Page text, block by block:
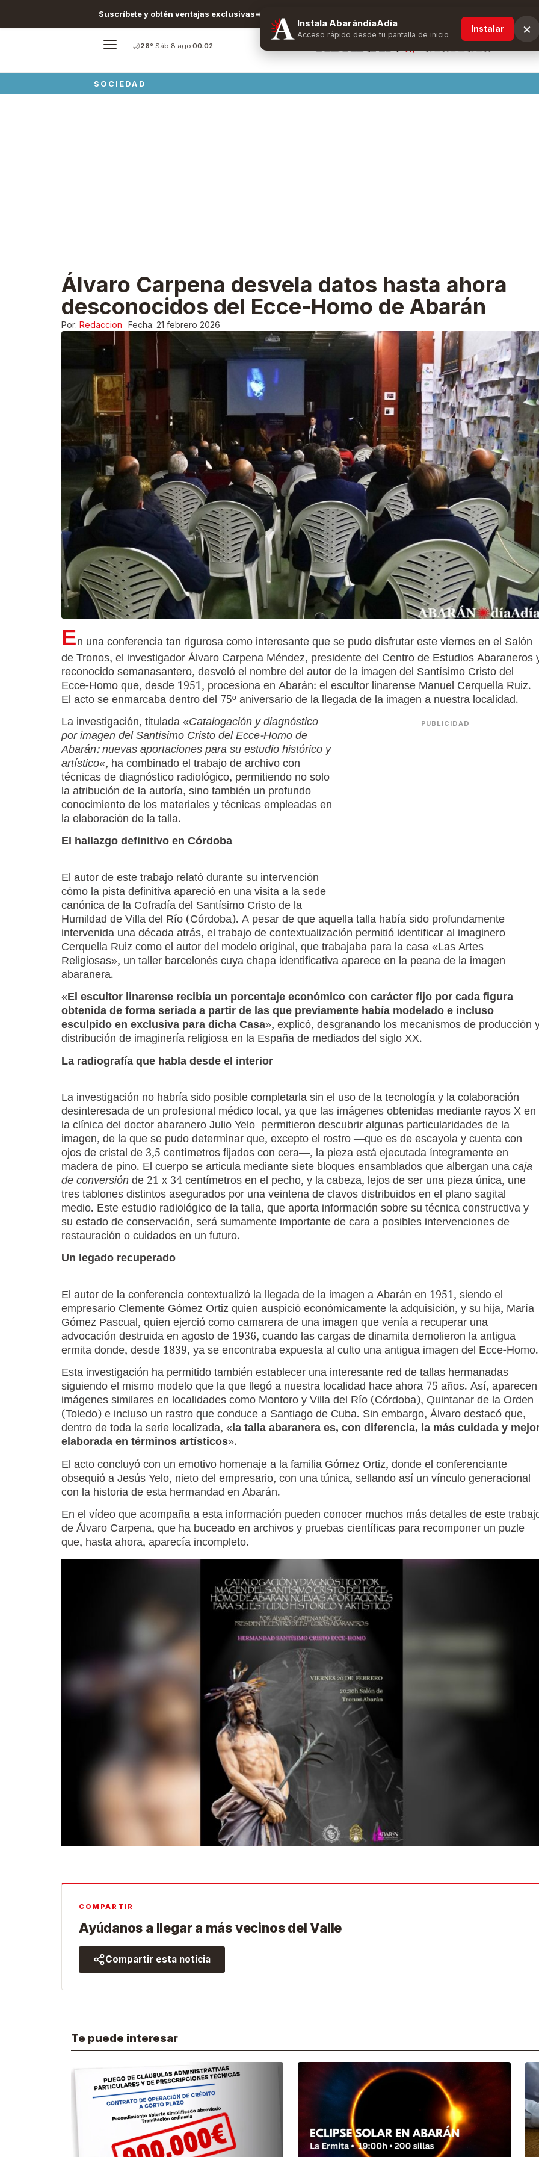
Suscríbete y obtén ventajas exclusivas
🌙28°·Sáb 8 ago·00:02
SOCIEDAD
Álvaro Carpena desvela datos hasta ahora
desconocidos del Ecce-Homo de Abarán
Por: Redaccion Fecha: 21 febrero 2026
En una conferencia tan rigurosa como interesante que se pudo disfrutar este viernes en el Salón
de Tronos, el investigador Álvaro Carpena Méndez, presidente del Centro de Estudios Abaraneros
reconocido semanasantero, desveló el nombre del autor de la imagen del Santísimo Cristo del
Ecce-Homo que, desde 1951, procesiona en Abarán: el escultor linarense Manuel Cerquella Ruiz.
El acto se enmarcaba dentro del 75º aniversario de la llegada de la imagen a nuestra localidad.
PUBLICIDAD
La investigación, titulada «Catalogación y diagnóstico
por imagen del Santísimo Cristo del Ecce-Homo de
Abarán: nuevas aportaciones para su estudio histórico y
artístico«, ha combinado el trabajo de archivo con
técnicas de diagnóstico radiológico, permitiendo no solo
la atribución de la autoría, sino también un profundo
conocimiento de los materiales y técnicas empleadas en
la elaboración de la talla.
El hallazgo definitivo en Córdoba
El autor de este trabajo relató durante su intervención
cómo la pista definitiva apareció en una visita a la sede
canónica de la Cofradía del Santísimo Cristo de la
Humildad de Villa del Río (Córdoba). A pesar de que aquella talla había sido profundamente
intervenida una década atrás, el trabajo de contextualización permitió identificar al imaginero
Cerquella Ruiz como el autor del modelo original, que trabajaba para la casa «Las Artes
Religiosas», un taller barcelonés cuya chapa identificativa aparece en la peana de la imagen
abaranera.
«El escultor linarense recibía un porcentaje económico con carácter fijo por cada figura
obtenida de forma seriada a partir de las que previamente había modelado e incluso
esculpido en exclusiva para dicha Casa», explicó, desgranando los mecanismos de producción
distribución de imaginería religiosa en la España de mediados del siglo XX.
La radiografía que habla desde el interior
La investigación no habría sido posible completarla sin el uso de la tecnología y la colaboración
desinteresada de un profesional médico local, ya que las imágenes obtenidas mediante rayos X en
la clínica del doctor abaranero Julio Yelo permitieron descubrir algunas particularidades de la
imagen, de la que se pudo determinar que, excepto el rostro —que es de escayola y cuenta con
ojos de cristal de 3,5 centímetros fijados con cera—, la pieza está ejecutada íntegramente en
madera de pino. El cuerpo se articula mediante siete bloques ensamblados que albergan unacaja
de conversiónde 21 x 34 centímetros en el pecho, y la cabeza, lejos de ser una pieza única, une
tres tablones distintos asegurados por una veintena de clavos distribuidos en el plano sagital
medio. Este estudio radiológico de la talla, que aporta información sobre su técnica constructiva y
su estado de conservación, será sumamente importante de cara a posibles intervenciones de
restauración o cuidados en un futuro.
Un legado recuperado
El autor de la conferencia contextualizó la llegada de la imagen a Abarán en 1951, siendo el
empresario Clemente Gómez Ortiz quien auspició económicamente la adquisición, y su hija, María
Gómez Pascual, quien ejerció como camarera de una imagen que venía a recuperar una
advocación destruida en agosto de 1936, cuando las cargas de dinamita demolieron la antigua
ermita donde, desde 1839, ya se encontraba expuesta al culto una antigua imagen del Ecce-Homo.
Esta investigación ha permitido también establecer una interesante red de tallas hermanadas
siguiendo el mismo modelo que la que llegó a nuestra localidad hace ahora 75 años. Así, aparecen
imágenes similares en localidades como Montoro y Villa del Río (Córdoba), Quintanar de la Orden
(Toledo) e incluso un rastro que conduce a Santiago de Cuba. Sin embargo, Álvaro destacó que,
dentro de toda la serie localizada, «la talla abaranera es, con diferencia, la más cuidada y
elaborada en términos artísticos».
El acto concluyó con un emotivo homenaje a la familia Gómez Ortiz, donde el conferenciante
obsequió a Jesús Yelo, nieto del empresario, con una túnica, sellando así un vínculo generacional
con la historia de esta hermandad en Abarán.
En el vídeo que acompaña a esta información pueden conocer muchos más detalles de este
de Álvaro Carpena, que ha buceado en archivos y pruebas científicas para recomponer un puzle
que, hasta ahora, aparecía incompleto.
COMPARTIR
Ayúdanos a llegar a más vecinos del Valle
Compartir esta noticia
Te puede interesar
Instala AbarándíaAdía
Acceso rápido desde tu pantalla de inicio
Instalar ×